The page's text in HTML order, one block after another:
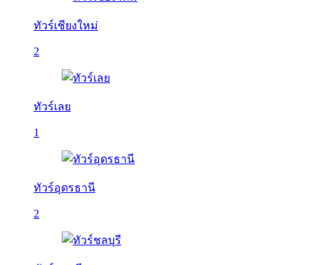
ทัวร์เชียงใหม่
2
ทัวร์เลย
1
ทัวร์อุดรธานี
2